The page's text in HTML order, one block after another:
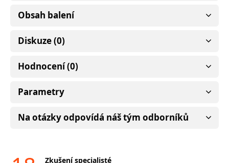
Obsah balení
Diskuze (0)
Hodnocení (0)
Parametry
Na otázky odpovídá náš tým odborníků
Zkušení specialisté